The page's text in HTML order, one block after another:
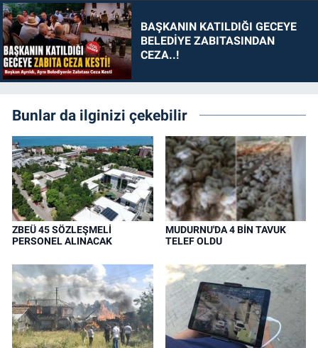
BAŞKANIN KATILDIĞI GECEYE
BELEDİYE ZABITASINDAN
CEZA..!
Bunlar da ilginizi çekebilir
ZBEÜ 45 SÖZLEŞMELİ
PERSONEL ALINACAK
MUDURNU'DA 4 BİN TAVUK
TELEF OLDU